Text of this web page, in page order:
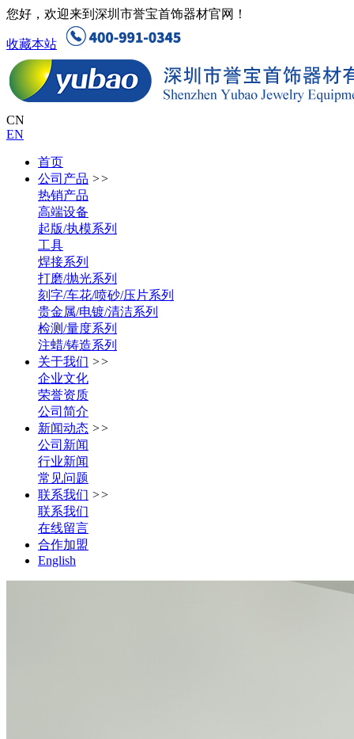
您好，欢迎来到深圳市誉宝首饰器材官网！
收藏本站
CN
EN
首页
公司产品 >>
热销产品
高端设备
起版/执模系列
工具
焊接系列
打磨/抛光系列
刻字/车花/喷砂/压片系列
贵金属/电镀/清洁系列
检测/量度系列
注蜡/铸造系列
关于我们 >>
企业文化
荣誉资质
公司简介
新闻动态 >>
公司新闻
行业新闻
常见问题
联系我们 >>
联系我们
在线留言
合作加盟
English